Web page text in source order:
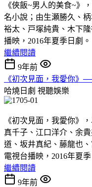
《俠飯~男人的美食~》
名小說；由生瀬勝久、
裕太、戸塚純貴、木下
播映，2016年夏季日劇。
繼續閱讀
9年前
《初次見面，我愛你》
哈燒日劇 視聽娛樂
《初次見面，我愛你》
真千子、江口洋介、余
道、坂井真紀、藤龍也
電視台播映，2016年夏季
繼續閱讀
9年前